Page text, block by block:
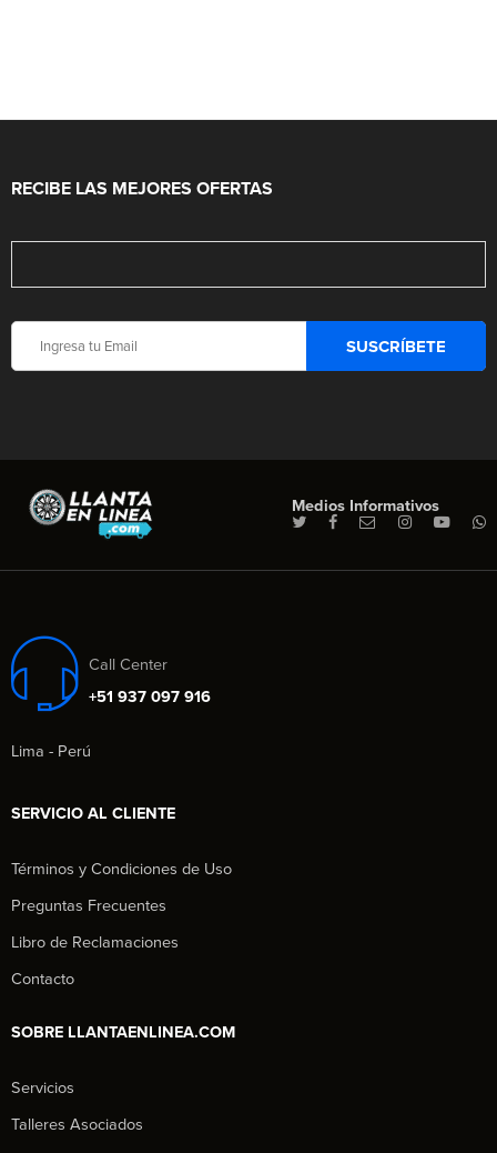
RECIBE LAS MEJORES OFERTAS
Medios Informativos
Call Center
+51 937 097 916
Lima - Perú
SERVICIO AL CLIENTE
Términos y Condiciones de Uso
Preguntas Frecuentes
Libro de Reclamaciones
Contacto
SOBRE LLANTAENLINEA.COM
Servicios
Talleres Asociados